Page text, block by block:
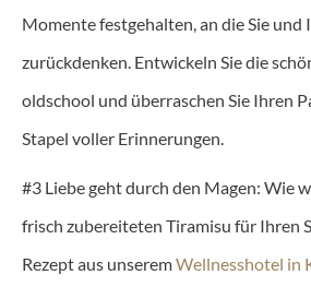
Momente festgehalten, an die Sie und
zurückdenken. Entwickeln Sie die
oldschool und überraschen Sie Ihren
Stapel voller Erinnerungen.
#3 Liebe geht durch den Magen: Wie
frisch zubereiteten Tiramisu für Ihren
Rezept aus unseremWellnesshotel in